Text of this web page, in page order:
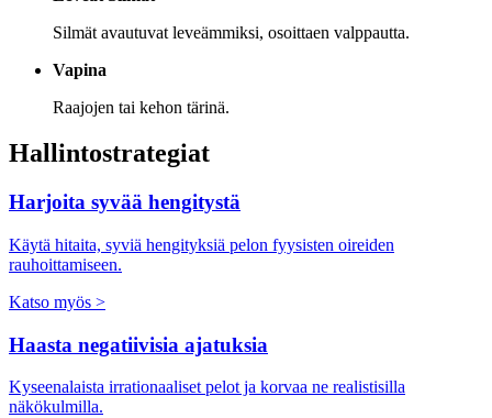
Silmät avautuvat leveämmiksi, osoittaen valppautta.
Vapina
Raajojen tai kehon tärinä.
Hallintostrategiat
Harjoita syvää hengitystä
Käytä hitaita, syviä hengityksiä pelon fyysisten oireiden
rauhoittamiseen.
Katso myös >
Haasta negatiivisia ajatuksia
Kyseenalaista irrationaaliset pelot ja korvaa ne realistisilla
näkökulmilla.